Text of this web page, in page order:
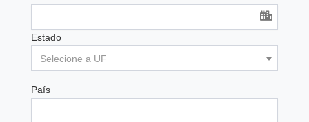
Estado
Selecione a UF
País